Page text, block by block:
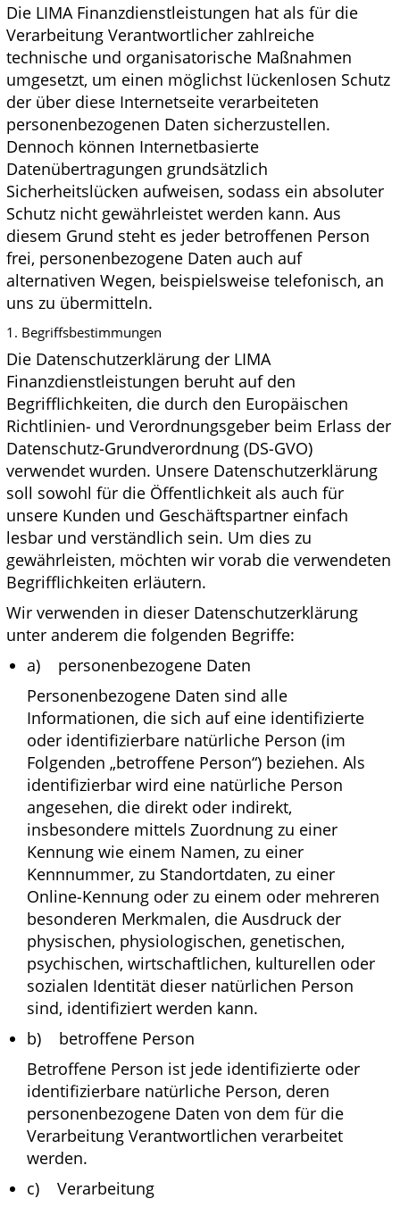
Die LIMA Finanzdienstleistungen hat als für die
Verarbeitung Verantwortlicher zahlreiche
technische und organisatorische Maßnahmen
umgesetzt, um einen möglichst lückenlosen Schutz
der über diese Internetseite verarbeiteten
personenbezogenen Daten sicherzustellen.
Dennoch können Internetbasierte
Datenübertragungen grundsätzlich
Sicherheitslücken aufweisen, sodass ein absoluter
Schutz nicht gewährleistet werden kann. Aus
diesem Grund steht es jeder betroffenen Person
frei, personenbezogene Daten auch auf
alternativen Wegen, beispielsweise telefonisch, an
uns zu übermitteln.
1. Begriffsbestimmungen
Die Datenschutzerklärung der LIMA
Finanzdienstleistungen beruht auf den
Begrifflichkeiten, die durch den Europäischen
Richtlinien- und Verordnungsgeber beim Erlass der
Datenschutz-Grundverordnung (DS-GVO)
verwendet wurden. Unsere Datenschutzerklärung
soll sowohl für die Öffentlichkeit als auch für
unsere Kunden und Geschäftspartner einfach
lesbar und verständlich sein. Um dies zu
gewährleisten, möchten wir vorab die verwendeten
Begrifflichkeiten erläutern.
Wir verwenden in dieser Datenschutzerklärung
unter anderem die folgenden Begriffe:
a) personenbezogene Daten
Personenbezogene Daten sind alle
Informationen, die sich auf eine identifizierte
oder identifizierbare natürliche Person (im
Folgenden „betroffene Person“) beziehen. Als
identifizierbar wird eine natürliche Person
angesehen, die direkt oder indirekt,
insbesondere mittels Zuordnung zu einer
Kennung wie einem Namen, zu einer
Kennnummer, zu Standortdaten, zu einer
Online-Kennung oder zu einem oder mehreren
besonderen Merkmalen, die Ausdruck der
physischen, physiologischen, genetischen,
psychischen, wirtschaftlichen, kulturellen oder
sozialen Identität dieser natürlichen Person
sind, identifiziert werden kann.
b) betroffene Person
Betroffene Person ist jede identifizierte oder
identifizierbare natürliche Person, deren
personenbezogene Daten von dem für die
Verarbeitung Verantwortlichen verarbeitet
werden.
c) Verarbeitung